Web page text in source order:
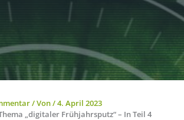
/ Von/4. April 2023
„digitaler Frühjahrsputz“ – In Teil 4